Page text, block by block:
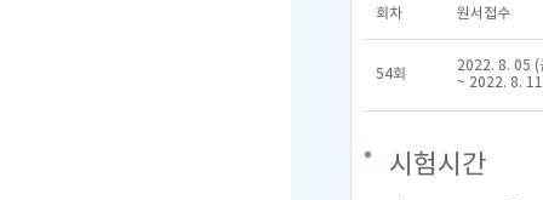
회차 원서접수
54회
2022. 8. 05 (
~ 2022. 8.
시험시간